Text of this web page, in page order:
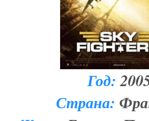
Год:
Страна: